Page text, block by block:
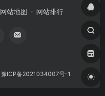
网站地图 网站排行
豫ICP备2021034007号-1